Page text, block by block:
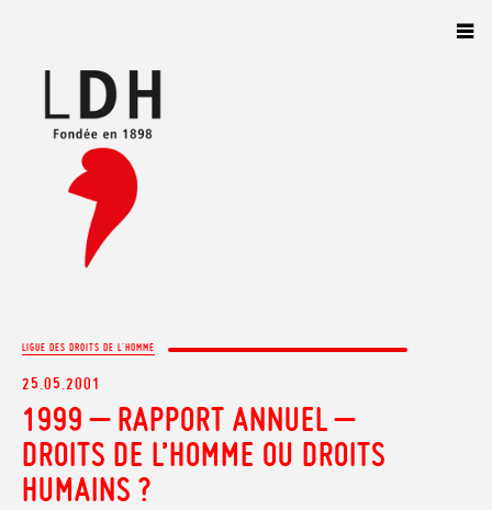
LIGUE DES DROITS DE L'HOMME
25.05.2001
1999 – RAPPORT ANNUEL –
DROITS DE L’HOMME OU DROITS
HUMAINS ?